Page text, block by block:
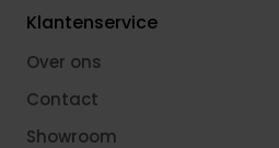
Klantenservice
Over ons
Contact
Showroom